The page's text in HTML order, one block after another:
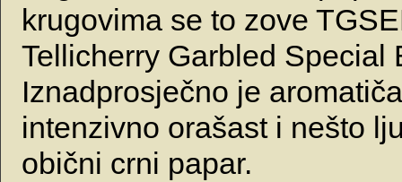
krugovima se to zove
Tellicherry Garbled Special
Iznadprosječno je
intenzivno orašast i nešto
obični crni papar.